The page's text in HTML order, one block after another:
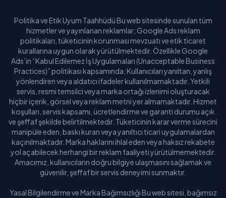
Politika ve Etik Uyum Taahhüdü Bu web sitesinde sunulan tüm
hizmetler ve yayınlanan reklamlar; Google Ads reklam
politikaları, tüketicinin korunması mevzuatı ve etik ticaret
kurallarına uygun olarak yürütülmektedir. Özellikle Google
Ads’in “Kabul Edilemez İş Uygulamaları (Unacceptable Business
Practices)” politikası kapsamında; Kullanıcıları yanıltan, yanlış
yönlendiren veya aldatıcı ifadeler kullanılmamaktadır. Yetkili
servis, resmi temsilci veya marka ortağı izlenimi oluşturacak
hiçbir içerik, görsel veya reklam metni yer almamaktadır. Hizmet
koşulları, servis kapsamı, ücretlendirme ve garanti durumu açık
ve şeffaf şekilde belirtilmektedir. Tüketicinin karar verme sürecini
manipüle eden, baskı kuran veya yanıltıcı ticari uygulamalardan
kaçınılmaktadır. Marka haklarını ihlal eden veya haksız rekabete
yol açabilecek herhangi bir reklam faaliyeti yürütülmemektedir.
Amacımız, kullanıcıların doğru bilgiye ulaşmasını sağlamak ve
güvenilir, şeffaf bir servis deneyimi sunmaktır.
Yasal Bilgilendirme ve Marka Bağımsızlığı Bu web sitesi, bağımsız